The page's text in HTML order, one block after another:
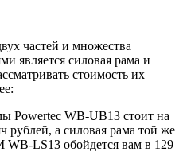
частей и множества
является силовая рама и
стоимость их
Powertec WB-UB13 стоит на
рублей, а силовая рама той же
LS13 обойдется вам в 129